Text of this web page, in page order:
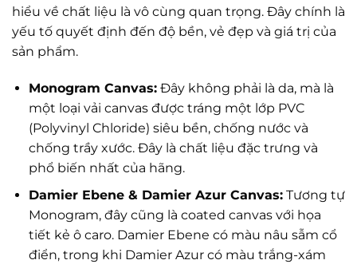
hiểu về chất liệu là vô cùng quan trọng. Đây chính là
yếu tố quyết định đến độ bền, vẻ đẹp và giá trị của
sản phẩm.
Monogram Canvas:Đây không phải là da, mà là
một loại vải canvas được tráng một lớp PVC
(Polyvinyl Chloride) siêu bền, chống nước và
chống trầy xước. Đây là chất liệu đặc trưng và
phổ biến nhất của hãng.
Damier Ebene & Damier Azur Canvas:Tương tự
Monogram, đây cũng là coated canvas với họa
tiết kẻ ô caro. Damier Ebene có màu nâu sẫm cổ
điển, trong khi Damier Azur có màu trắng-xám